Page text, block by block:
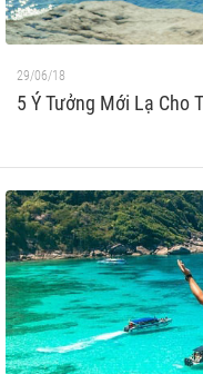
29/06/18
5 Ý Tưởng Mới Lạ Cho